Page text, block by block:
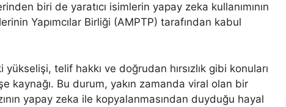
biri de yaratıcı isimlerin yapay zeka kullanımının
Yapımcılar Birliği (AMPTP) tarafından kabul
yükselişi, telif hakkı ve doğrudan hırsızlık gibi konuları
kaynağı. Bu durum, yakın zamanda viral olan bir
yapay zeka ile kopyalanmasından duyduğu hayal